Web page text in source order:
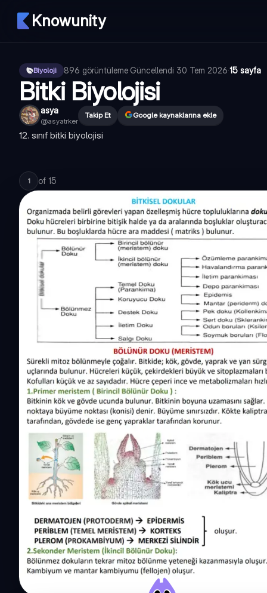
Knowunity
Biyoloji 896 görüntüleme·Güncellendi 30 Tem 2026·15 sayfa
Bitki Biyolojisi
asya
@asyatrker
Takip Et Google kaynaklarına ekle
12. sınıf bitki biyolojisi
1 of 15